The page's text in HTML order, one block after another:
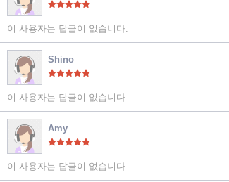
이 사용자는 답글이 없습니다.
Shino
이 사용자는 답글이 없습니다.
Amy
이 사용자는 답글이 없습니다.